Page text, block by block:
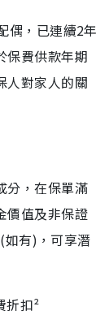
偶，已連續2年
保費供款年期
人對家人的關
分，在保單滿
價值及非保證
如有)，可享潛
折扣²